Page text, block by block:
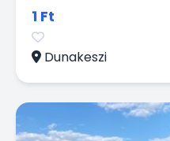
1 Ft
Dunakeszi